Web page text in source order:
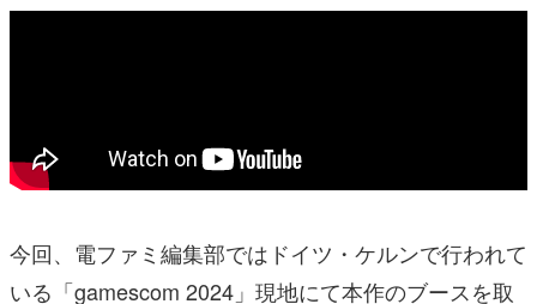
今回、電ファミ編集部ではドイツ・ケルンで行われて
いる「gamescom 2024」現地にて本作のブースを取